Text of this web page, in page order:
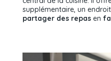
supplémentaire, un
partager des repas en